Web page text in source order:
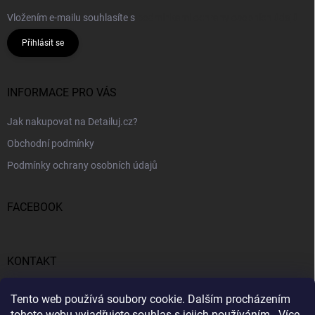
Tento web používá soubory cookie. Dalším procházením
Vložením e-mailu souhlasíte s
Přihlásit se
INFORMACE PRO VÁS
Jak nakupovat na Detailuj.cz?
Obchodní podmínky
Podmínky ochrany osobních údajů
FACEBOOK
KONTAKT
gunar detailuj.cz